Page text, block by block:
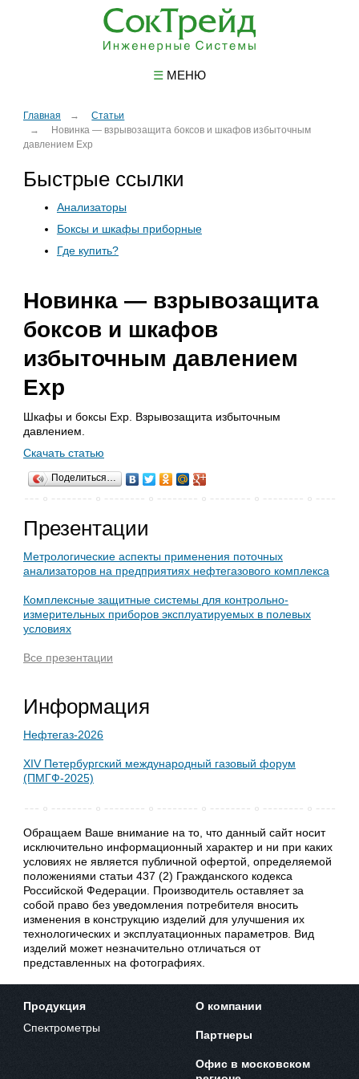
☰МЕНЮ
Главная
Статьи
Новинка — взрывозащита боксов и шкафов избыточным
давлением Exp
Быстрые ссылки
Анализаторы
Боксы и шкафы приборные
Где купить?
Новинка — взрывозащита
боксов и шкафов
избыточным давлением
Exp
Шкафы и боксы Exp. Взрывозащита избыточным
давлением.
Скачать статью
Поделиться…
Презентации
Метрологические аспекты применения поточных
анализаторов на предприятиях нефтегазового комплекса
Комплексные защитные системы для контрольно-
измерительных приборов эксплуатируемых в полевых
условиях
Все презентации
Информация
Нефтегаз-2026
XIV Петербургский международный газовый форум
(ПМГФ-2025)
Обращаем Ваше внимание на то, что данный сайт носит
исключительно информационный характер и ни при каких
условиях не является публичной офертой, определяемой
положениями статьи 437 (2) Гражданского кодекса
Российской Федерации. Производитель оставляет за
собой право без уведомления потребителя вносить
изменения в конструкцию изделий для улучшения их
технологических и эксплуатационных параметров. Вид
изделий может незначительно отличаться от
представленных на фотографиях.
Продукция
Спектрометры
О компании
Партнеры
Офис в московском